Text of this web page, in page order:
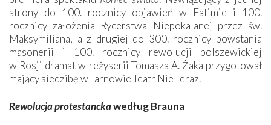
strony do 100. rocznicy objawień w Fatimie i 100.
rocznicy założenia Rycerstwa Niepokalanej przez św.
Maksymiliana, a z drugiej do 300. rocznicy powstania
masonerii i 100. rocznicy rewolucji bolszewickiej
w Rosji dramat w reżyserii Tomasza A. Żaka przygotował
mający siedzibę w Tarnowie Teatr Nie Teraz.
Rewolucja protestanckawedług Brauna